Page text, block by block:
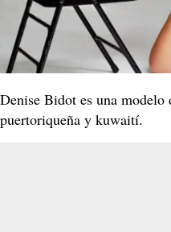
Denise Bidot es una modelo
puertoriqueña y kuwaití.